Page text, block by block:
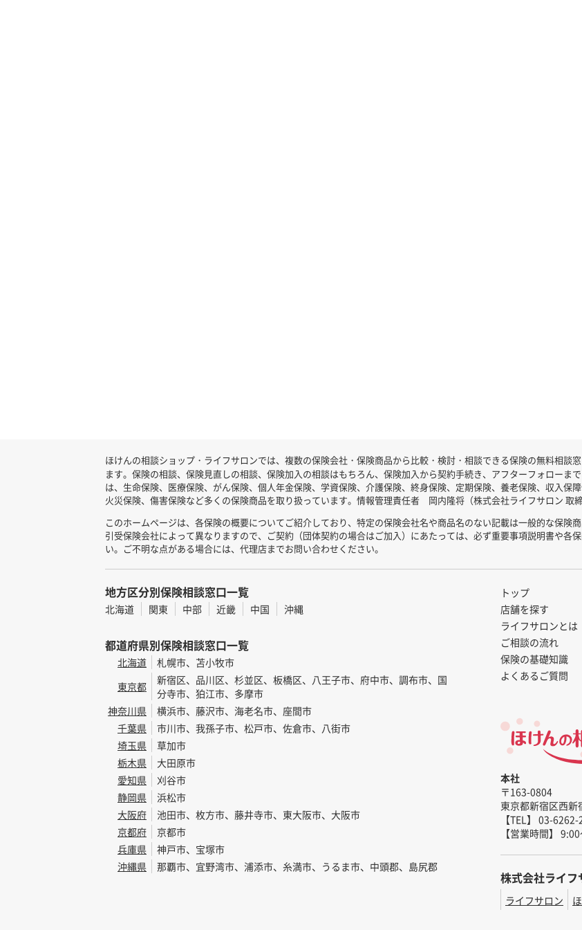
ほけんの相談ショップ・ライフサロンでは、複数の保険会社・保険商品から比較・検討・相談できる保険の無料相談
ます。保険の相談、保険見直しの相談、保険加入の相談はもちろん、保険加入から契約手続き、アフターフォローま
は、生命保険、医療保険、がん保険、個人年金保険、学資保険、介護保険、終身保険、定期保険、養老保険、収入保
火災保険、傷害保険など多くの保険商品を取り扱っています。情報管理責任者 岡内隆将（株式会社ライフサロン 取締
このホームページは、各保険の概要についてご紹介しており、特定の保険会社名や商品名のない記載は一般的な保険
引受保険会社によって異なりますので、ご契約（団体契約の場合はご加入）にあたっては、必ず重要事項説明書や各
い。ご不明な点がある場合には、代理店までお問い合わせください。
地方区分別保険相談窓口一覧
北海道 関東 中部 近畿 中国 沖縄
都道府県別保険相談窓口一覧
北海道
札幌市、苫小牧市
東京都
新宿区、品川区、杉並区、板橋区、八王子市、府中市、調布市、国
分寺市、狛江市、多摩市
神奈川県
横浜市、藤沢市、海老名市、座間市
千葉県
市川市、我孫子市、松戸市、佐倉市、八街市
埼玉県
草加市
栃木県
大田原市
愛知県
刈谷市
静岡県
浜松市
大阪府
池田市、枚方市、藤井寺市、東大阪市、大阪市
京都府
京都市
兵庫県
神戸市、宝塚市
沖縄県
那覇市、宜野湾市、浦添市、糸満市、うるま市、中頭郡、島尻郡
トップ
店舗を探す
ライフサロンとは
ご相談の流れ
保険の基礎知識
よくあるご質問
本社
〒163-0804
東京都新宿区西新
【TEL】 03-6262-
【営業時間】
株式会社ライ
ライフサロン